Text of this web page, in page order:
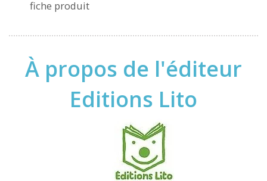
fiche produit
À propos de l'éditeur
Editions Lito